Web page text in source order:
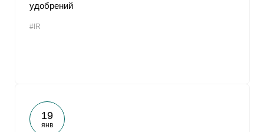
удобрений
#IR
19
янв